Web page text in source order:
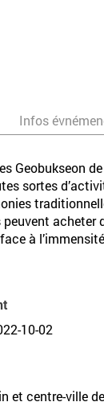
Infos
Geobukseon
sortes
acheter
à
10-02
et centre-ville